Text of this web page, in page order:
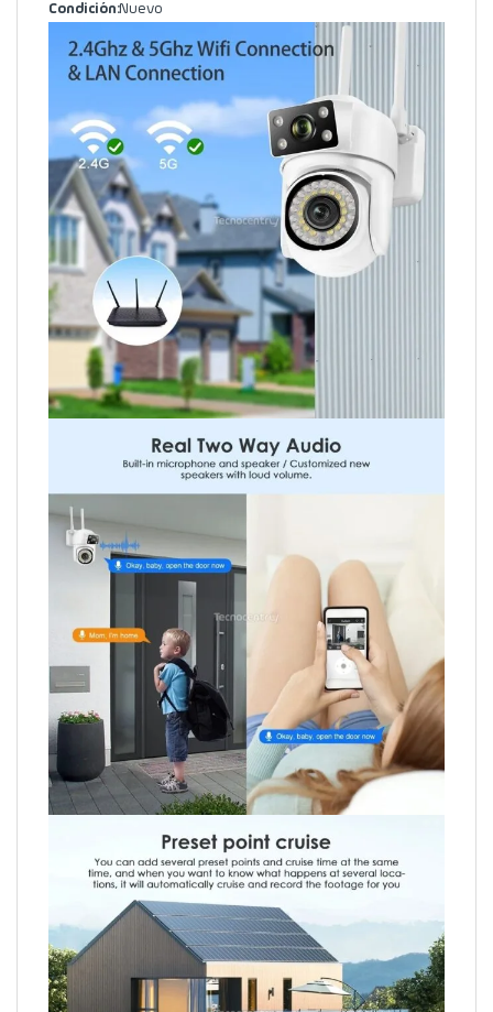
Condición:Nuevo